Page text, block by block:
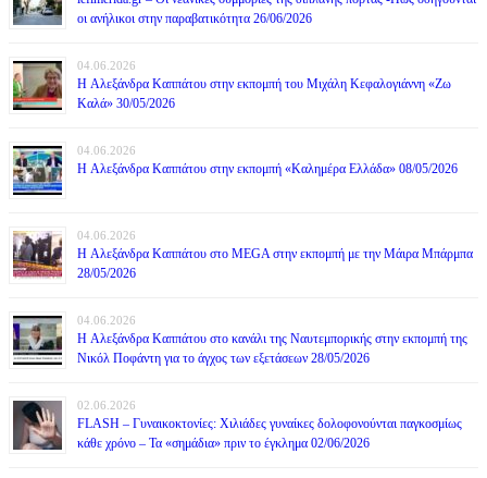
οι ανήλικοι στην παραβατικότητα 26/06/2026
04.06.2026
H Αλεξάνδρα Καππάτου στην εκπομπή του Μιχάλη Κεφαλογιάννη «Ζω
Καλά» 30/05/2026
04.06.2026
H Αλεξάνδρα Καππάτου στην εκπομπή «Καλημέρα Ελλάδα» 08/05/2026
04.06.2026
H Αλεξάνδρα Καππάτου στο MEGA στην εκπομπή με την Μάιρα Mπάρμπα
28/05/2026
04.06.2026
H Αλεξάνδρα Καππάτου στο κανάλι της Ναυτεμπορικής στην εκπομπή της
Νικόλ Ποφάντη για το άγχος των εξετάσεων 28/05/2026
02.06.2026
FLASH – Γυναικοκτονίες: Χιλιάδες γυναίκες δολοφονούνται παγκοσμίως
κάθε χρόνο – Τα «σημάδια» πριν το έγκλημα 02/06/2026